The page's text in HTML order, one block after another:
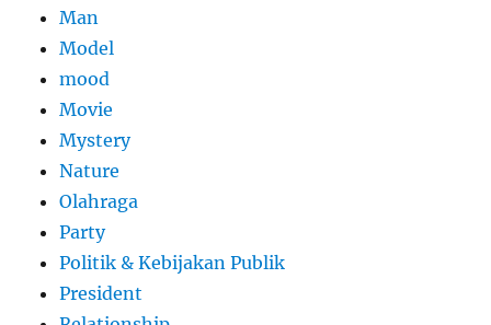
Man
Model
mood
Movie
Mystery
Nature
Olahraga
Party
Politik & Kebijakan Publik
President